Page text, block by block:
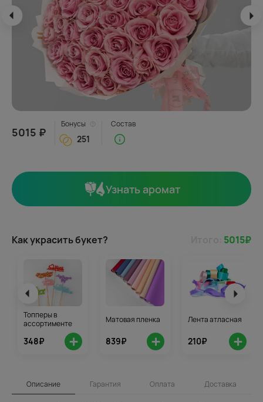
5015 ₽
Бонусы
251
Состав
Узнать аромат
Как украсить букет? 5015₽
Топперы в
ассортименте
348₽ +
Матовая пленка
839₽ +
Лента атласная
210₽ +
Описание Гарантия Оплата Доставка